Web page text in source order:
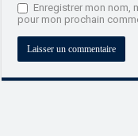
Enregistrer mon nom,
pour mon prochain